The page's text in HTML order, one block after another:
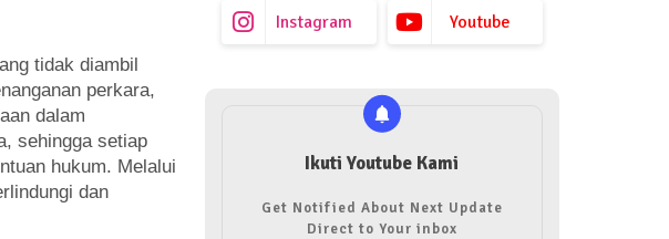
tidak diambil
perkara,
dalam
sehingga setiap
hukum. Melalui
dan
Instagram Youtube
Ikuti Youtube Kami
Get Notified About Next Update
Direct to Your inbox